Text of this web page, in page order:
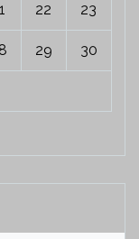
22 23
29 30